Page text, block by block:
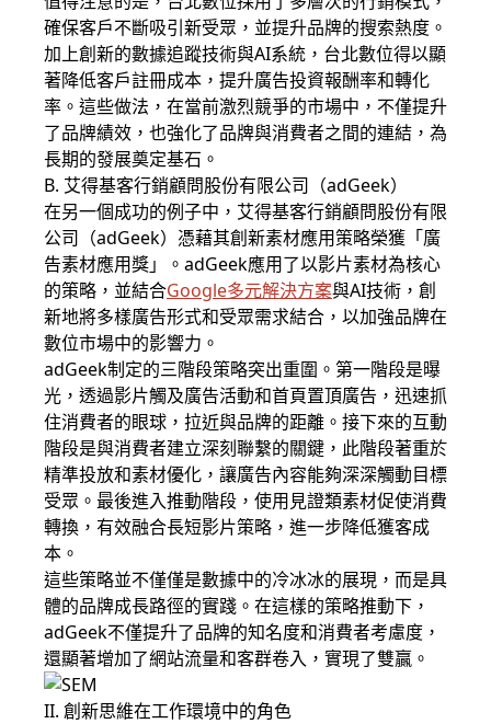
確保客戶不斷吸引新受眾，並提升品牌的搜索熱度。
加上創新的數據追蹤技術與AI系統，台北數位得以顯
著降低客戶註冊成本，提升廣告投資報酬率和轉化
率。這些做法，在當前激烈競爭的市場中，不僅提升
了品牌績效，也強化了品牌與消費者之間的連結，為
長期的發展奠定基石。
B. 艾得基客行銷顧問股份有限公司（adGeek）
在另一個成功的例子中，艾得基客行銷顧問股份有限
公司（adGeek）憑藉其創新素材應用策略榮獲「廣
告素材應用獎」。adGeek應用了以影片素材為核心
的策略，並結合Google多元解決方案與AI技術，創
新地將多樣廣告形式和受眾需求結合，以加強品牌在
數位市場中的影響力。
adGeek制定的三階段策略突出重圍。第一階段是曝
光，透過影片觸及廣告活動和首頁置頂廣告，迅速抓
住消費者的眼球，拉近與品牌的距離。接下來的互動
階段是與消費者建立深刻聯繫的關鍵，此階段著重於
精準投放和素材優化，讓廣告內容能夠深深觸動目標
受眾。最後進入推動階段，使用見證類素材促使消費
轉換，有效融合長短影片策略，進一步降低獲客成
本。
這些策略並不僅僅是數據中的冷冰冰的展現，而是具
體的品牌成長路徑的實踐。在這樣的策略推動下，
adGeek不僅提升了品牌的知名度和消費者考慮度，
還顯著增加了網站流量和客群卷入，實現了雙贏。
II. 創新思維在工作環境中的角色